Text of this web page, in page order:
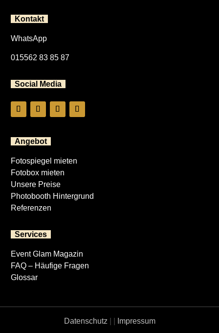
Kontakt
WhatsApp
015562 83 85 87
Social Media
Angebot
Fotospiegel mieten
Fotobox mieten
Unsere Preise
Photobooth Hintergrund
Referenzen
Services
Event Glam Magazin
FAQ – Häufige Fragen
Glossar
Datenschutz Impressum